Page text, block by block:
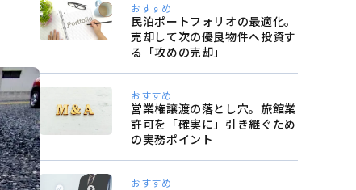
おすすめ
民泊ポートフォリオの最適化。
売却して次の優良物件へ投資す
る「攻めの売却」
おすすめ
営業権譲渡の落とし穴。旅館業
許可を「確実に」引き継ぐため
の実務ポイント
おすすめ